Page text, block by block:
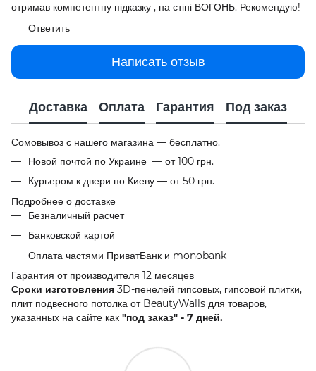
отримав компетентну підказку , на стіні ВОГОНЬ. Рекомендую!
Ответить
Написать отзыв
Доставка Оплата Гарантия Под заказ
Сомовывоз с нашего магазина — бесплатно.
Новой почтой по Украине — от 100 грн.
Курьером к двери по Киеву — от 50 грн.
Подробнее о доставке
Безналичный расчет
Банковской картой
Оплата частями ПриватБанк и monobank
Гарантия от производителя 12 месяцев
Сроки изготовления 3D-пенелей гипсовых, гипсовой плитки,
плит подвесного потолка от BeautyWalls для товаров,
указанных на сайте как "под заказ" - 7 дней.